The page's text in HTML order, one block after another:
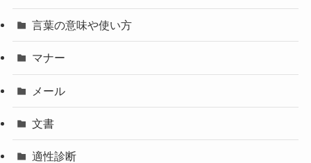
言葉の意味や使い方
マナー
メール
文書
適性診断